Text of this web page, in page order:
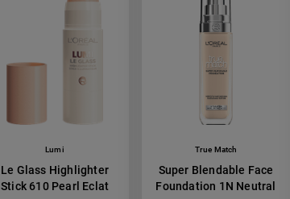
Lumi
Le Glass Highlighter
Stick 610 Pearl Eclat
True Match
Super Blendable Face
Foundation 1N Neutral